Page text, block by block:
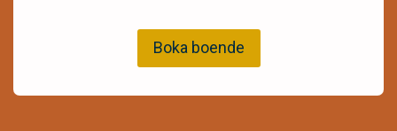
Boka boende